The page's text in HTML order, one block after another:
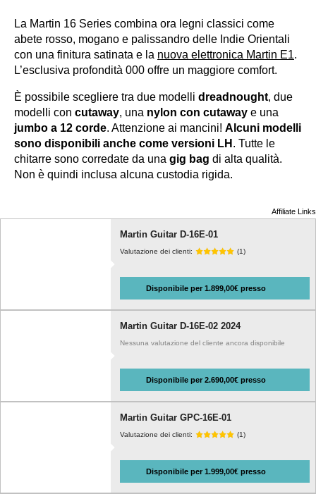
La Martin 16 Series combina ora legni classici come
abete rosso, mogano e palissandro delle Indie Orientali
con una finitura satinata e la nuova elettronica Martin E1.
L’esclusiva profondità 000 offre un maggiore comfort.
È possibile scegliere tra due modelli dreadnought, due
modelli con cutaway, una nylon con cutaway e una
jumbo a 12 corde. Attenzione ai mancini! Alcuni modelli
sono disponibili anche come versioni LH . Tutte le
chitarre sono corredate da una gig bag di alta qualità.
Non è quindi inclusa alcuna custodia rigida.
Affiliate Links
Martin Guitar D-16E-01
Valutazione dei clienti: (1)
Disponibile per 1.899,00€ presso
Martin Guitar D-16E-02 2024
Nessuna valutazione del cliente ancora disponibile
Disponibile per 2.690,00€ presso
Martin Guitar GPC-16E-01
Valutazione dei clienti: (1)
Disponibile per 1.999,00€ presso